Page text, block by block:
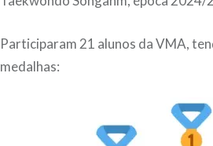
Participaram 21 alunos da VMA,
medalhas: